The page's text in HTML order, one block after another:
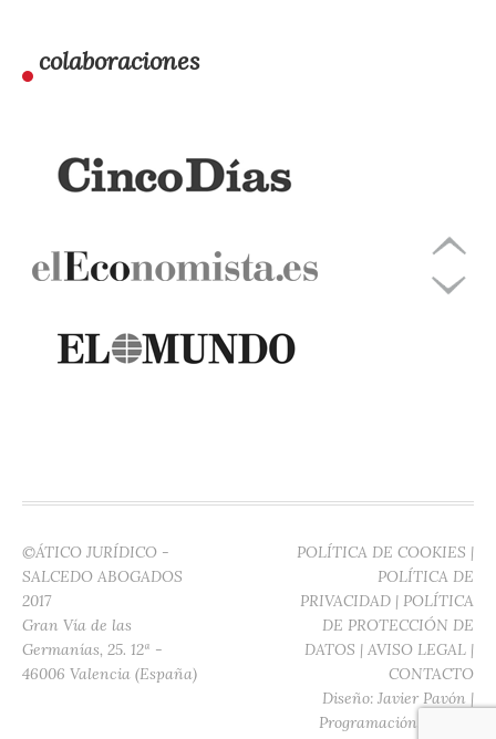
colaboraciones
©ÁTICO JURÍDICO -
SALCEDO ABOGADOS
2017
Gran Vía de las
Germanías, 25. 12ª -
46006 Valencia (España)
POLÍTICA DE COOKIES |
POLÍTICA DE
PRIVACIDAD | POLÍTICA
DE PROTECCIÓN DE
DATOS | AVISO LEGAL |
CONTACTO
Diseño: Javier Pavón |
Programación: